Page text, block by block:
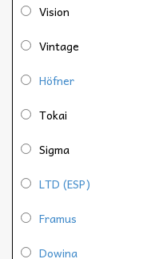
Vision
Vintage
Höfner
Tokai
Sigma
LTD (ESP)
Framus
Dowina